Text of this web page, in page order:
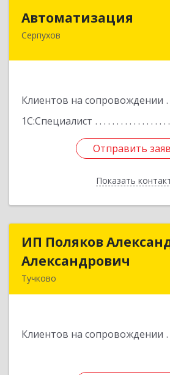
Автоматизация
Серпухов
Клиентов на сопровождении
1С:Специалист
Отправить
Показать
Отправить
Назад
ИП Поляков
Александрович
Тучково
Клиентов на сопровождении
ИП